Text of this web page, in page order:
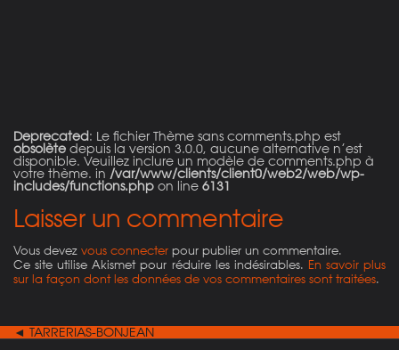
Deprecated: Le fichier Thème sans comments.php est
obsolète depuis la version 3.0.0, aucune alternative n’est
disponible. Veuillez inclure un modèle de comments.php à
votre thème. in /var/www/clients/client0/web2/web/wp-
includes/functions.php on line 6131
Laisser un commentaire
Vous devez vous connecter pour publier un commentaire.
Ce site utilise Akismet pour réduire les indésirables. En savoir plus
sur la façon dont les données de vos commentaires sont traitées.
◄ TARRERIAS-BONJEAN